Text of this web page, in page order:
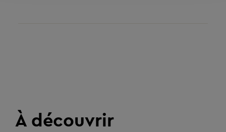
À découvrir